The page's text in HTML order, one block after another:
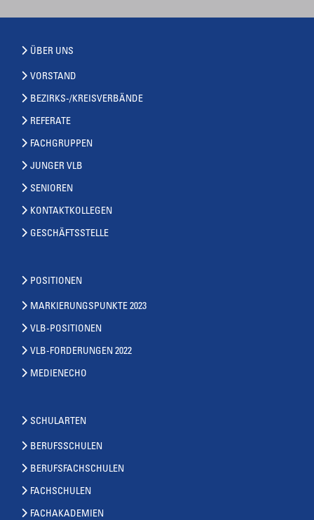
ÜBER UNS
VORSTAND
BEZIRKS-/KREISVERBÄNDE
REFERATE
FACHGRUPPEN
JUNGER VLB
SENIOREN
KONTAKTKOLLEGEN
GESCHÄFTSSTELLE
POSITIONEN
MARKIERUNGSPUNKTE 2023
VLB-POSITIONEN
VLB-FORDERUNGEN 2022
MEDIENECHO
SCHULARTEN
BERUFSSCHULEN
BERUFSFACHSCHULEN
FACHSCHULEN
FACHAKADEMIEN